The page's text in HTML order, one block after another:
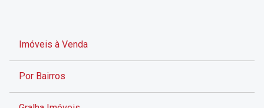
Imóveis à Venda
Por Bairros